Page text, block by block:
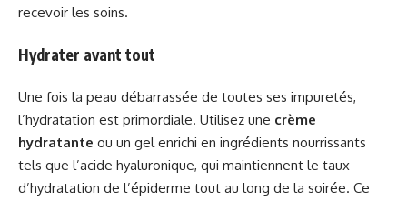
recevoir les soins.
Hydrater avant tout
Une fois la peau débarrassée de toutes ses impuretés,
l’hydratation est primordiale. Utilisez une crème
hydratante ou un gel enrichi en ingrédients nourrissants
tels que l’acide hyaluronique, qui maintiennent le taux
d’hydratation de l’épiderme tout au long de la soirée. Ce